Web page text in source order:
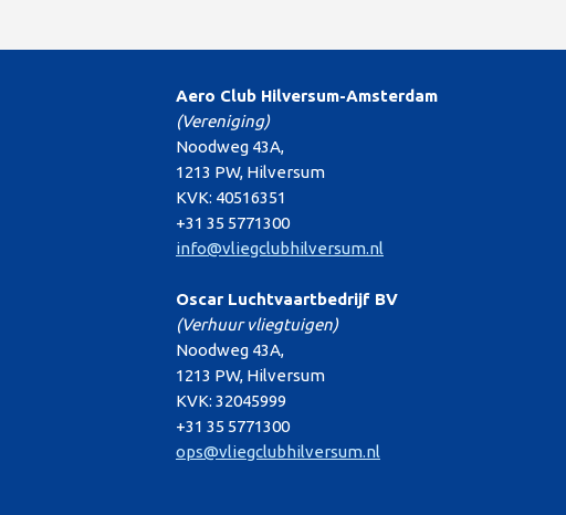
Aero Club Hilversum-Amsterdam
(Vereniging)
Noodweg 43A,
1213 PW, Hilversum
KVK: 40516351
+31 35 5771300
info@vliegclubhilversum.nl
Oscar Luchtvaartbedrijf BV
(Verhuur vliegtuigen)
Noodweg 43A,
1213 PW, Hilversum
KVK: 32045999
+31 35 5771300
ops@vliegclubhilversum.nl